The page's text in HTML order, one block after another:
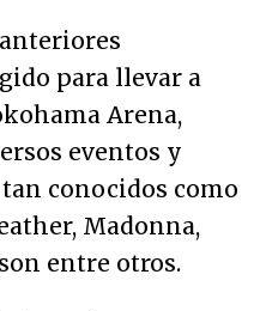
para llevar a
Arena,
eventos y
conocidos como
Madonna,
entre otros.